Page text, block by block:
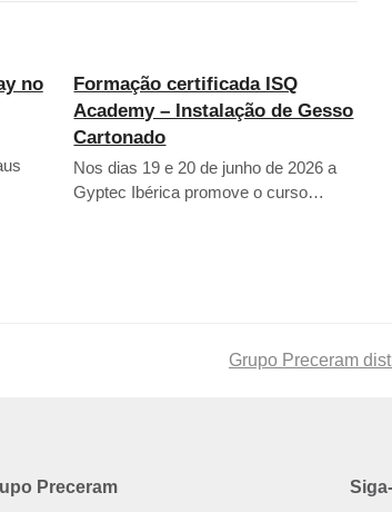
no
Formação certificada ISQ
Academy – Instalação de Gesso
Cartonado
Nos dias 19 e 20 de junho de 2026 a
Gyptec Ibérica promove o curso…
next
Grupo Preceram
Preceram